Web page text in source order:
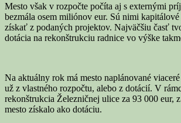
Mesto však v rozpočte počíta aj s externými
bezmála osem miliónov eur. Sú nimi
získať z podaných projektov. Najväčšiu časť
dotácia na rekonštrukciu radnice vo výške
Na aktuálny rok má mesto naplánované
už z vlastného rozpočtu, alebo z dotácií. V
rekonštrukcia Železničnej ulice za 93 000 eur,
mesto získalo ako dotáciu.